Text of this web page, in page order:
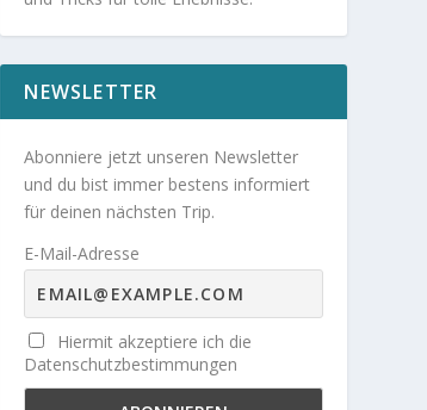
NEWSLETTER
Abonniere jetzt unseren Newsletter
und du bist immer bestens informiert
für deinen nächsten Trip.
E-Mail-Adresse
Hiermit akzeptiere ich die
Datenschutzbestimmungen